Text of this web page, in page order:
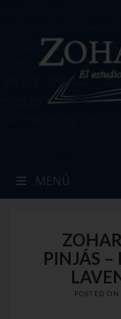
MENÚ
PINJÁS –
POSTED ON